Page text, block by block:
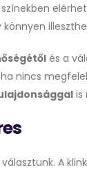
könnyen
és a
nincs
is
A